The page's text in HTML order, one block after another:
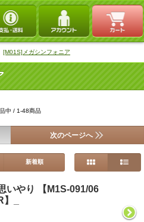
[M01S]メガシンフォニア
中 / 1-48商品
次のページへ
新着順
いやり 【M1S-091/06
_